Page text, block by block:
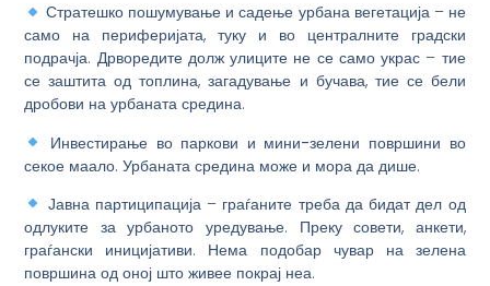
Стратешко пошумување и садење урбана вегетација– не
само на периферијата, туку и во централните градски
подрачја. Дрворедите долж улиците не се само украс – тие
се заштита од топлина, загадување и бучава, тие се бели
дробови на урбаната средина.
Инвестирање во паркови и мини-зелени површини во
секое маало. Урбаната средина може и мора да дише.
Јавна партиципација– граѓаните треба да бидат дел од
одлуките за урбаното уредување. Преку совети, анкети,
граѓански иницијативи. Нема подобар чувар на зелена
површина од оној што живее покрај неа.